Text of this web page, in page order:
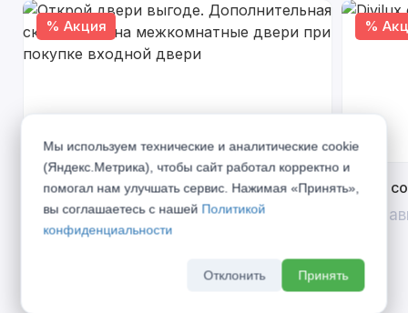
% Акция
Открой двери выгоде. Дополнительная
скидка 10% на межкомнатные двери при
покупке входной двери
%
Divilux
До 31
Мы используем технические и аналитические cookie
(Яндекс.Метрика), чтобы сайт работал корректно и
помогал нам улучшать сервис. Нажимая «Принять»,
вы соглашаетесь с нашей Политикой
конфиденциальности
Отклонить Принять